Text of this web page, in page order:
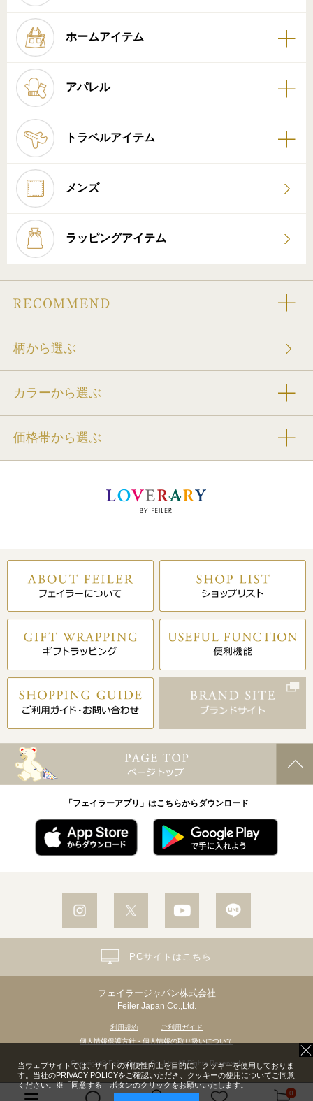
ホームアイテム
アパレル
トラベルアイテム
メンズ
ラッピングアイテム
柄から選ぶ
カラーから選ぶ
価格帯から選ぶ
「フェイラーアプリ」はこちらからダウンロード
フェイラージャパン株式会社
Feiler Japan Co.,Ltd.
利用規約
ご利用ガイド
個人情報保護方針・個人情報の取り扱いについて
Copyright© Feiler Japan Co.,Ltd. All Rights Reserved.
PCサイトはこちら
0
当ウェブサイトでは、サイトの利便性向上を目的に、クッキーを使用しておりま
す。当社のPRIVACY POLICYをご確認いただき、クッキーの使用についてご同意
ください。※「同意する」ボタンのクリックをお願いいたします。